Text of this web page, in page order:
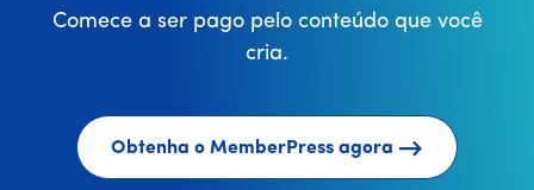
Comece a ser pago pelo conteúdo que você
cria.
Obtenha o MemberPress agora